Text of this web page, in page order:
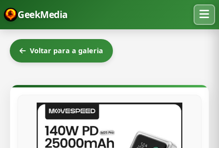
GeekMedia
Voltar para a galeria